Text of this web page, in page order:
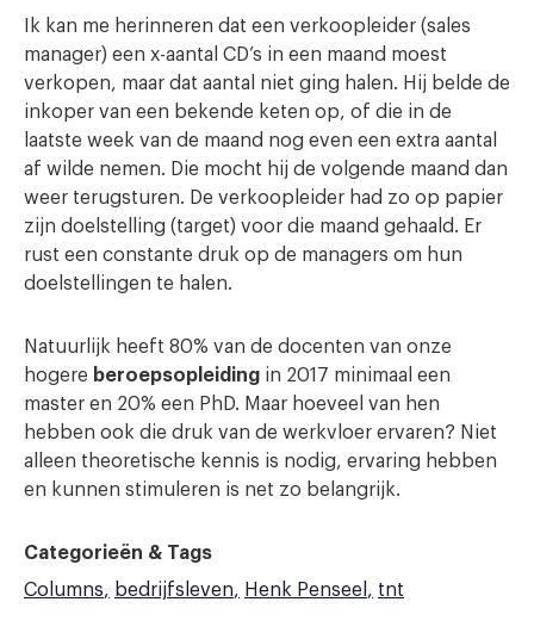
Ik kan me herinneren dat een verkoopleider (sales
manager) een x-aantal CD’s in een maand moest
verkopen, maar dat aantal niet ging halen. Hij belde de
inkoper van een bekende keten op, of die in de
laatste week van de maand nog even een extra aantal
af wilde nemen. Die mocht hij de volgende maand dan
weer terugsturen. De verkoopleider had zo op papier
zijn doelstelling (target) voor die maand gehaald. Er
rust een constante druk op de managers om hun
doelstellingen te halen.
Natuurlijk heeft 80% van de docenten van onze
hogere beroepsopleiding in 2017 minimaal een
master en 20% een PhD. Maar hoeveel van hen
hebben ook die druk van de werkvloer ervaren? Niet
alleen theoretische kennis is nodig, ervaring hebben
en kunnen stimuleren is net zo belangrijk.
Categorieën & Tags
Columns
bedrijfsleven Henk Penseel tnt